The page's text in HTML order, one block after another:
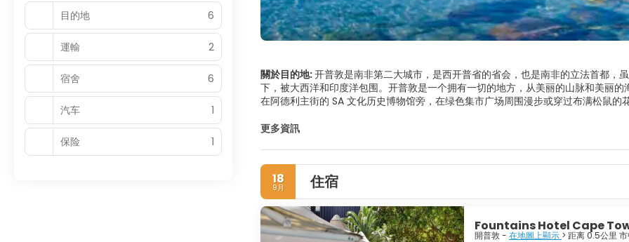
關於目的地:开普敦是南非第二大城市，是西开普省的省会，也是南非的立法首都，
下，被大西洋和印度洋包围。开普敦是一个拥有一切的地方，从美丽的山脉和美丽
在阿德利主街的 SA 文化历史博物馆旁，在绿色集市广场周围漫步或穿过布满松鼠
文化和社会历史。参观诺贝尔广场，观看对四位南非诺贝尔和平奖获得者的纪念。
更多資訊
18
9月 住宿
Fountains Hotel Cape
開普敦 - 在地圖上顯示 > 距离 0.5公里
目的地
6
運輸 2
宿舍 6
汽车 1
保险 1